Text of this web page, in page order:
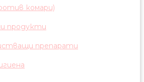
комари)
продукти
препарати